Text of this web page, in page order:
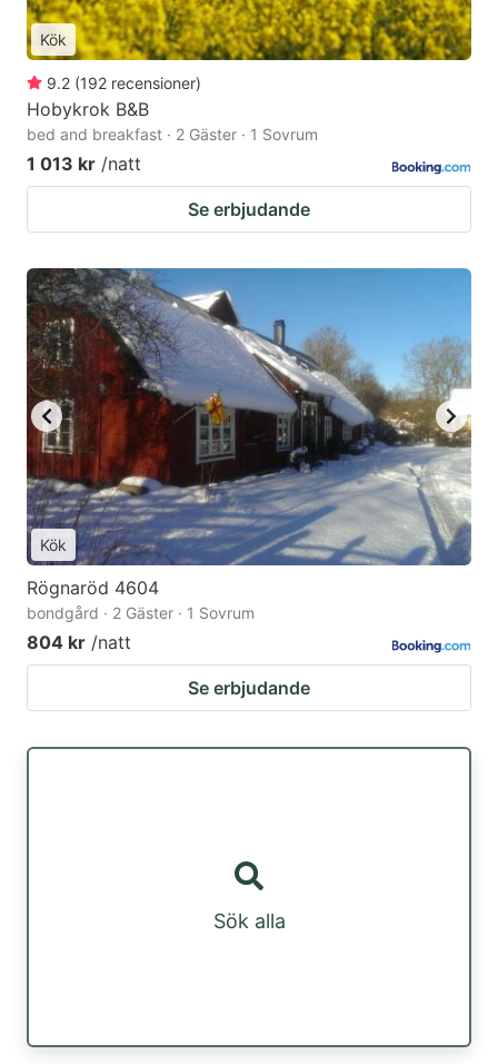
Kök
9.2 (192 recensioner)
Hobykrok B&B
bed and breakfast · 2 Gäster · 1 Sovrum
1 013 kr /natt
Se erbjudande
Kök
Rögnaröd 4604
bondgård · 2 Gäster · 1 Sovrum
804 kr /natt
Se erbjudande
Sök alla